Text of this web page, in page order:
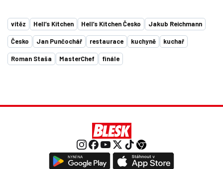
vítěz Hell’s Kitchen Hell’s Kitchen Česko Jakub Reichmann
Česko Jan Punčochář restaurace kuchyně kuchař
Roman Staša MasterChef finále